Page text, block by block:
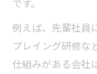
です。
例えば、先輩社員
プレイング研修な
仕組みがある会社